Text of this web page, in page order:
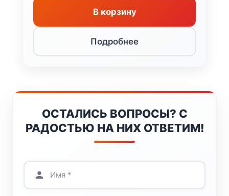
В корзину
Подробнее
ОСТАЛИСЬ ВОПРОСЫ? С
РАДОСТЬЮ НА НИХ ОТВЕТИМ!